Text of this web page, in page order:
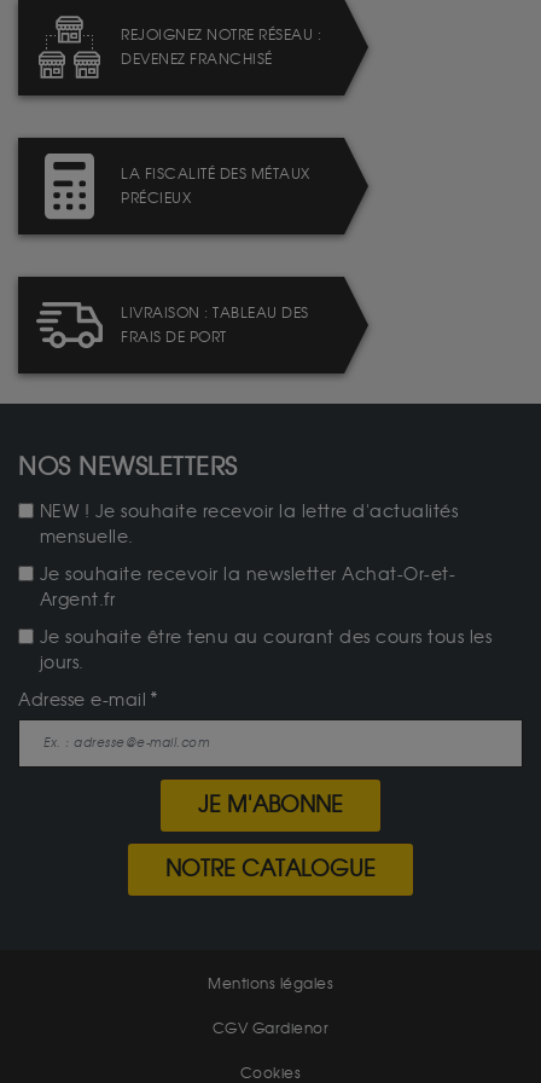
REJOIGNEZ NOTRE RÉSEAU :
DEVENEZ FRANCHISÉ
LA FISCALITÉ DES MÉTAUX
PRÉCIEUX
LIVRAISON : TABLEAU DES
FRAIS DE PORT
NOS NEWSLETTERS
NEW ! Je souhaite recevoir la lettre d'actualités
mensuelle.
Je souhaite recevoir la newsletter Achat-Or-et-
Argent.fr
Je souhaite être tenu au courant des cours tous les
jours.
Adresse e-mail
JE M'ABONNE
NOTRE CATALOGUE
Mentions légales
CGV Gardienor
Cookies